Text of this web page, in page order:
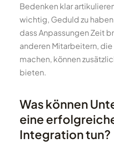
Bedenken klar
wichtig, Geduld zu
dass Anpassungen Zeit
anderen Mitarbeitern,
machen, können
bieten.
Was können
eine
Integration tun?